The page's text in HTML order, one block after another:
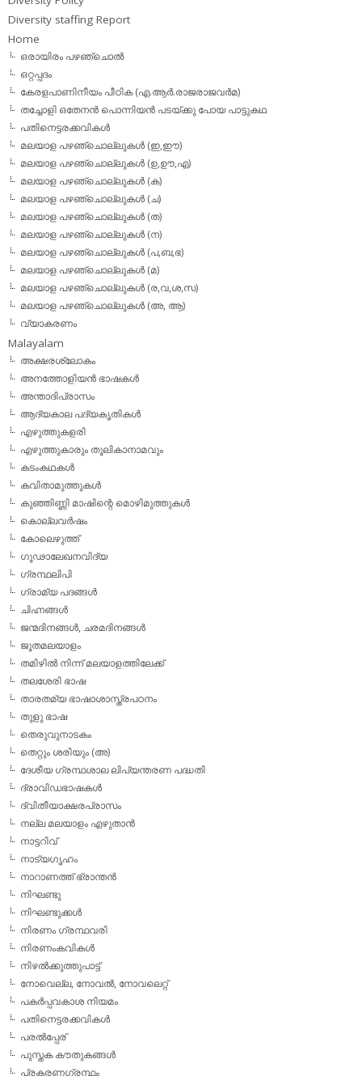
Diversity staffing Report
Home
ഒരായിരം പഴഞ്ചൊല്‍
ഒറ്റപ്പദം
കേരളപാണിനീയം പീഠിക (എ.ആര്‍.രാജരാജവര്‍മ)
തച്ചോളി ഒതേനൻ പൊന്നിയൻ പടയ്‌ക്കു പോയ പാട്ടുകഥ
പതിനെട്ടരക്കവികള്‍
മലയാള പഴഞ്ചൊല്ലുകള്‍ (ഇ,ഈ)
മലയാള പഴഞ്ചൊല്ലുകള്‍ (ഉ,ഊ,എ)
മലയാള പഴഞ്ചൊല്ലുകള്‍ (ക)
മലയാള പഴഞ്ചൊല്ലുകള്‍ (ച)
മലയാള പഴഞ്ചൊല്ലുകള്‍ (ത)
മലയാള പഴഞ്ചൊല്ലുകള്‍ (ന)
മലയാള പഴഞ്ചൊല്ലുകള്‍ (പ,ബ,ഭ)
മലയാള പഴഞ്ചൊല്ലുകള്‍ (മ)
മലയാള പഴഞ്ചൊല്ലുകള്‍ (ര,വ,ശ,സ)
മലയാള പഴഞ്ചൊല്ലുകൾ (അ, ആ)
വ്യാകരണം
Malayalam
അക്ഷരശ്ലോകം
അനത്തോളിയന്‍ ഭാഷകള്‍
അന്താദിപ്രാസം
ആദ്യകാല പദ്യകൃതികള്‍
എഴുത്തുകളരി
എഴുത്തുകാരും തൂലികാനാമവും
കടംകഥകള്‍
കവിതാമുത്തുകള്‍
കുഞ്ഞിണ്ണി മാഷിന്റെ മൊഴിമുത്തുകള്‍
കൊല്ലവര്‍ഷം
കോലെഴുത്ത്
ഗൂഢാലേഖനവിദ്യ
ഗ്രന്ഥലിപി
ഗ്രാമ്യ പദങ്ങള്‍
ചിഹ്നങ്ങള്‍
ജന്മദിനങ്ങള്‍, ചരമദിനങ്ങള്‍
ജൂതമലയാളം
തമിഴില്‍ നിന്ന് മലയാളത്തിലേക്ക്
തലശേരി ഭാഷ
താരതമ്യ ഭാഷാശാസ്ത്രപഠനം
തുളു ഭാഷ
തെരുവുനാടകം
തെറ്റും ശരിയും (അ)
ദേശീയ ഗ്രന്ഥശാല ലിപ്യന്തരണ പദ്ധതി
ദ്രാവിഡഭാഷകള്‍
ദ്വിതീയാക്ഷരപ്രാസം
നല്ല മലയാളം എഴുതാന്‍
നാട്ടറിവ്
നാട്യഗൃഹം
നാറാണത്ത് ഭ്രാന്തന്‍
നിഘണ്ടു
നിഘണ്ടുക്കള്‍
നിരണം ഗ്രന്ഥവരി
നിരണംകവികള്‍
നിഴല്‍ക്കുത്തുപാട്ട്
നോവെല്ല, നോവല്‍, നോവലെറ്റ്
പകര്‍പ്പവകാശ നിയമം
പതിനെട്ടരക്കവികള്‍
പരല്‍പ്പേര്
പുസ്തക കൗതുകങ്ങള്‍
പ്രകരണഗ്രന്ഥം